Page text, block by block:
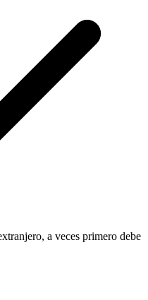
a veces primero debe